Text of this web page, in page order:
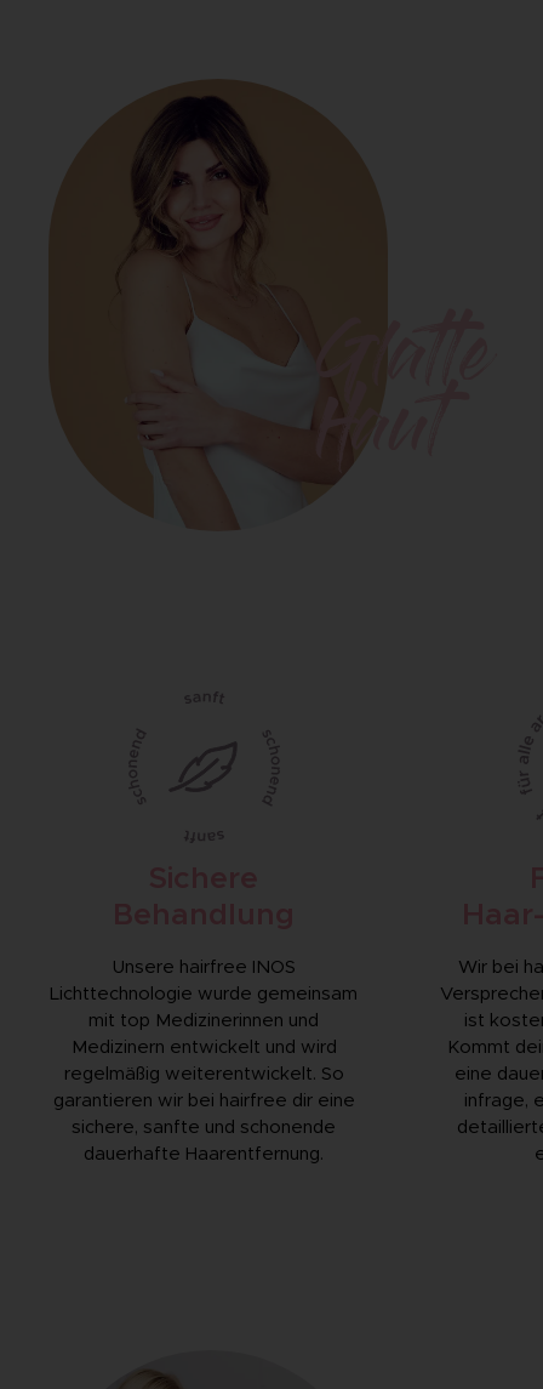
Glatte
Haut
Unsere hairfree INOS
Lichttechnologie wurde gemeinsam
mit top Medizinerinnen und
Medizinern entwickelt und wird
regelmäßig weiterentwickelt. So
garantieren wir bei hairfree dir eine
sichere, sanfte und schonende
dauerhafte Haarentfernung.
Wir bei
ist
Kommt
eine
infrage,